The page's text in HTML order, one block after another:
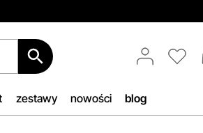
Aktualizacja Regulaminów
Korzystanie ze Sklepu Internetowego
lub Konta po tym terminie oznacza
zestawy nowości blog